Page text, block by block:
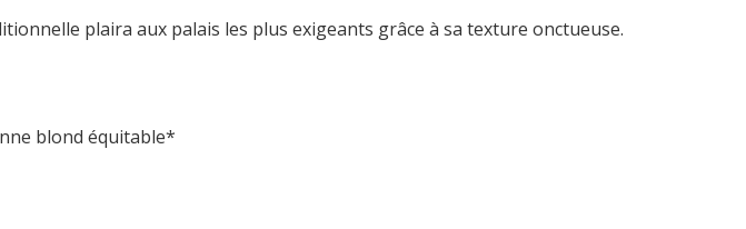
plaira aux palais les plus exigeants grâce à sa texture onctueuse.
blond équitable*